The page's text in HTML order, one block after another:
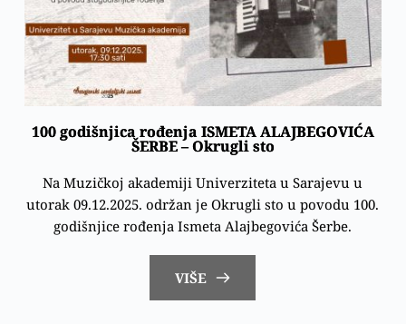
100 godišnjica rođenja ISMETA ALAJBEGOVIĆA
ŠERBE – Okrugli sto
Na Muzičkoj akademiji Univerziteta u Sarajevu u
utorak 09.12.2025. održan je Okrugli sto u povodu 100.
godišnjice rođenja Ismeta Alajbegovića Šerbe.
VIŠE